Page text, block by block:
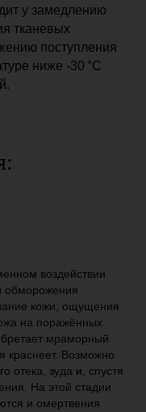
у замедлению
тканевых
поступления
ниже -30 °C
воздействии
обморожения
кожи, ощущения
на поражённых
мраморный
краснеет. Возможно
отека, зуда и, спустя
На этой стадии
и омертвения